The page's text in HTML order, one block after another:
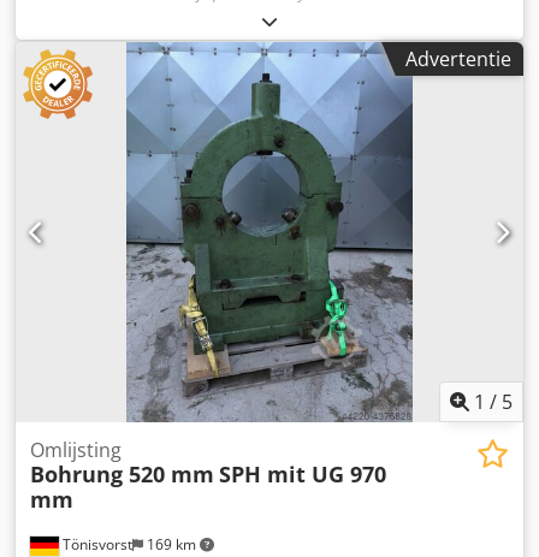
Advertentie
1 / 5
Tönisvorst 169 km
Omlijsting
Bohrung 520 mm SPH mit UG 970
mm